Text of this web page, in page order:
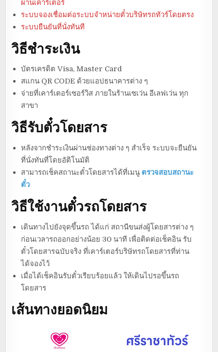
ผ่านเคาร์เตอร์
ระบบจองเชื่อมต่อระบบจำหน่ายตั๋วบริษัทรถทัวร์โดยตรง
ระบบยืนยันที่นั่งทันที
วิธีชำระเงิน
บัตรเครดิต Visa, Master Card
สแกน QR CODE ด้วยแอปธนาคารต่าง ๆ
จ่ายที่เคาร์เตอร์เซอร์วิส ภายในร้านเซเว่น อีเลฟเว่น ทุก
สาขา
วิธีรับตั๋วโดยสาร
หลังจากชำระเงินผ่านช่องทางต่าง ๆ สำเร็จ ระบบจะยืนยัน
ที่นั่งทันที่โดยอัติโนมัติ
สามารถเช็คสถานะตั๋วโดยสารได้ที่เมนู ตรวจสอบสถานะ
ตั๋ว
วิธีใช้งานตั๋วรถโดยสาร
เดินทางไปยังจุดขึ้นรถ ได้แก่ สถานีขนส่งผู้โดยสารต่าง ๆ
ก่อนเวลารถออกอย่างน้อย 30 นาที เพื่อติดต่อเช็คอิน รับ
ตั๋วโดยสารฉบับจริง ที่เคาร์เตอร์บริษัทรถโดยสารที่ท่าน
ได้จองไว้
เมื่อได้เช็คอินรับตั๋วเรียบร้อยแล้ว ให้เดินไปรอขึ้นรถ
โดยสาร
เส้นทางยอดนิยม